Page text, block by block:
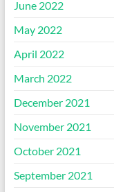
June 2022
May 2022
April 2022
March 2022
December 2021
November 2021
October 2021
September 2021